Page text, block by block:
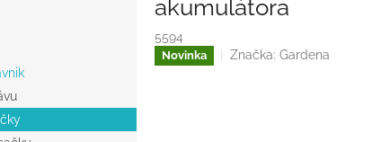
akumulátora
5594
Novinka Značka: Gardena